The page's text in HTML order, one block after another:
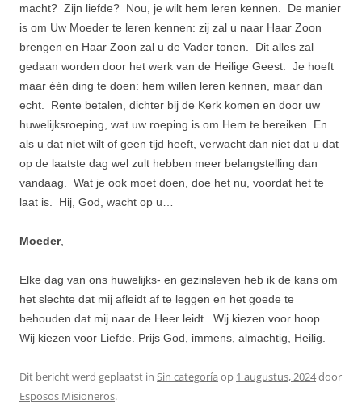
macht? Zijn liefde? Nou, je wilt hem leren kennen. De manier
is om Uw Moeder te leren kennen: zij zal u naar Haar Zoon
brengen en Haar Zoon zal u de Vader tonen. Dit alles zal
gedaan worden door het werk van de Heilige Geest. Je hoeft
maar één ding te doen: hem willen leren kennen, maar dan
echt. Rente betalen, dichter bij de Kerk komen en door uw
huwelijksroeping, wat uw roeping is om Hem te bereiken. En
als u dat niet wilt of geen tijd heeft, verwacht dan niet dat u dat
op de laatste dag wel zult hebben meer belangstelling dan
vandaag. Wat je ook moet doen, doe het nu, voordat het te
laat is. Hij, God, wacht op u…
Moeder,
Elke dag van ons huwelijks- en gezinsleven heb ik de kans om
het slechte dat mij afleidt af te leggen en het goede te
behouden dat mij naar de Heer leidt. Wij kiezen voor hoop.
Wij kiezen voor Liefde. Prijs God, immens, almachtig, Heilig.
Dit bericht werd geplaatst in Sin categoría op 1 augustus, 2024door
Esposos Misioneros.